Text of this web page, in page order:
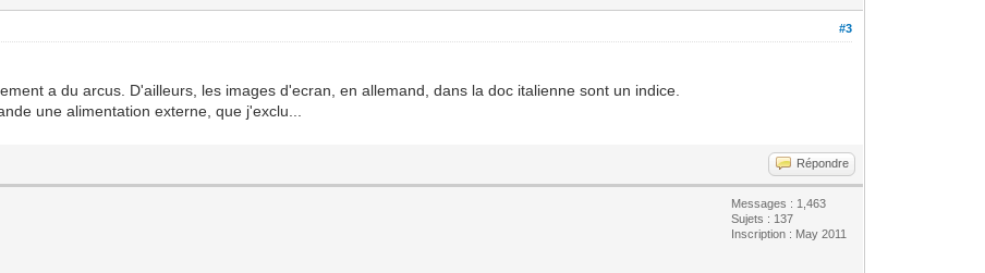
#3
a du arcus. D'ailleurs, les images d'ecran, en allemand, dans la doc italienne sont un indice.
une alimentation externe, que j'exclu...
Répondre
Messages : 1,463
Sujets : 137
Inscription : May 2011